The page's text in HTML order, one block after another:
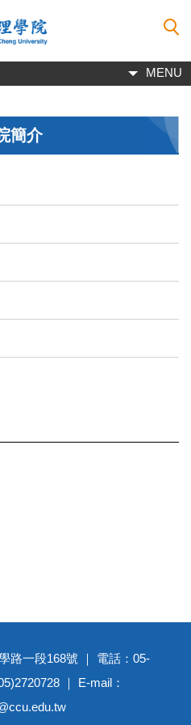
MENU
簡介
路一段168號 ｜ 電話：05-
｜ E-mail：